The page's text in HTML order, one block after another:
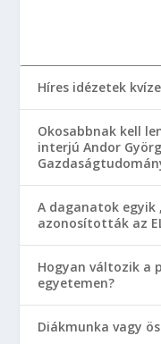
Híres idézetek
Okosabbnak kell
interjú Andor
A daganatok egyik
azonosították az
Hogyan változik a
egyetemen?
Diákmunka vagy